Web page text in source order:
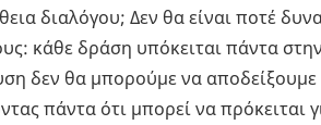
διαλόγου; Δεν θα είναι ποτέ
κάθε δράση υπόκειται πάντα
δεν θα μπορούμε να
πάντα ότι μπορεί να πρόκειται